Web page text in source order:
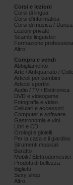
Corsi e lezioni
Corsi di lingua
Corsi d'informatica
Corsi di musica /
Lezioni private
Scambi linguistici
Formazione
Altro
Compra e vendi
Abbigliamento
Arte / Antiquariato /
Articoli per bambini
Articoli sportivi
Audio / TV / Elettronica
DVD e videogame
Fotografia e video
Cellulari e accessori
Computer e software
Gastronomia e vini
Libri e CD
Orologi e gioielli
Per la casa e il giardino
Strumenti musicali
Baratto
Mobili / Elettrodomestici
Prodotti di bellezza
Biglietti
Sexy shop
Altro